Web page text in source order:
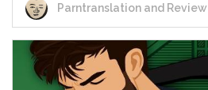
Parntranslation and Review